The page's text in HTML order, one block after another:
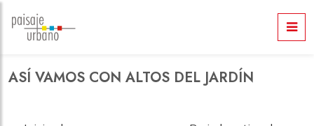
ASÍ VAMOS CON ALTOS DEL JARDÍN